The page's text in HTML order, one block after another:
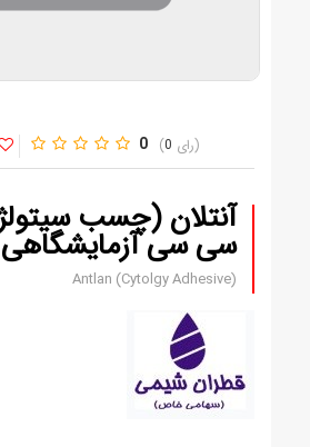
0 0
سی سی آزمایشگاهی
Antlan (Cytolgy Adhesive)